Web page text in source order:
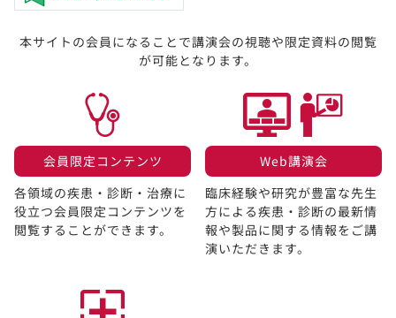
本サイトの会員になることで講演会の視聴や限定資料の閲覧
が可能となります。
会員限定コンテンツ​
各領域の疾患・診断・治療に
役立つ会員限定コンテンツを
閲覧することができます。​
Web講演会​
臨床経験や研究が豊富な先生
方による疾患・診断の最新情
報や製品に関する情報をご講
演いただきます。